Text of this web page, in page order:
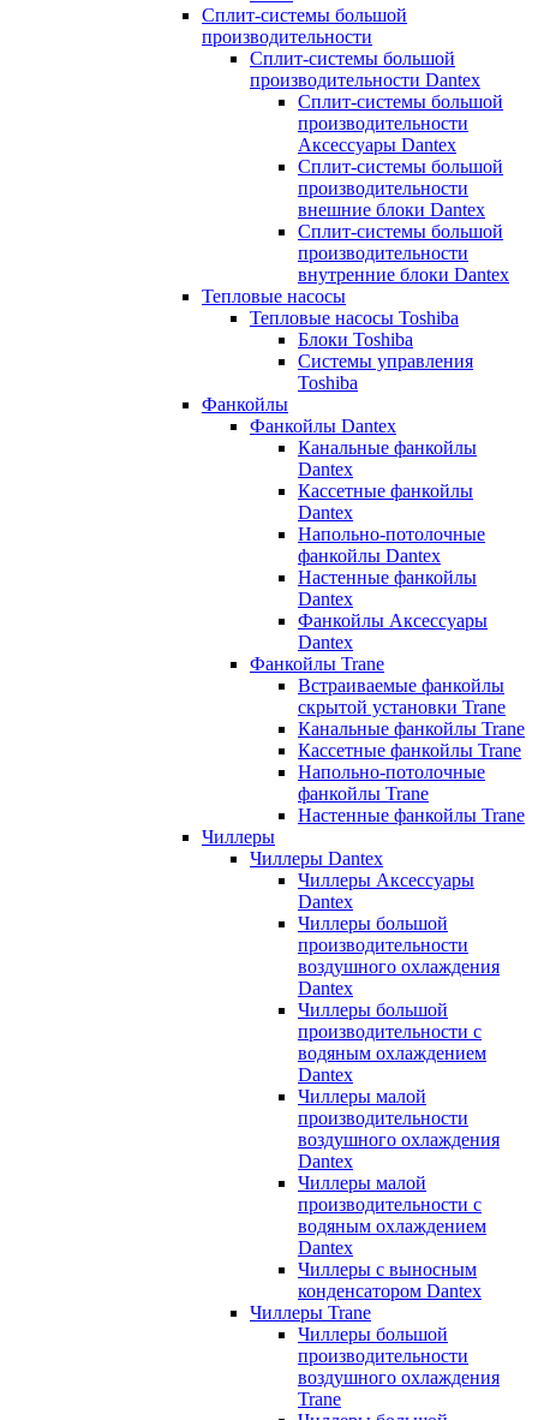
Сплит-системы большой
производительности
Сплит-системы большой
производительности Dantex
Сплит-системы большой
производительности
Аксессуары Dantex
Сплит-системы большой
производительности
внешние блоки Dantex
Сплит-системы большой
производительности
внутренние блоки Dantex
Тепловые насосы
Тепловые насосы Toshiba
Блоки Toshiba
Системы управления
Toshiba
Фанкойлы
Фанкойлы Dantex
Канальные фанкойлы
Dantex
Кассетные фанкойлы
Dantex
Напольно-потолочные
фанкойлы Dantex
Настенные фанкойлы
Dantex
Фанкойлы Аксессуары
Dantex
Фанкойлы Trane
Встраиваемые фанкойлы
скрытой установки Trane
Канальные фанкойлы Trane
Кассетные фанкойлы Trane
Напольно-потолочные
фанкойлы Trane
Настенные фанкойлы Trane
Чиллеры
Чиллеры Dantex
Чиллеры Аксессуары
Dantex
Чиллеры большой
производительности
воздушного охлаждения
Dantex
Чиллеры большой
производительности с
водяным охлаждением
Dantex
Чиллеры малой
производительности
воздушного охлаждения
Dantex
Чиллеры малой
производительности с
водяным охлаждением
Dantex
Чиллеры с выносным
конденсатором Dantex
Чиллеры Trane
Чиллеры большой
производительности
воздушного охлаждения
Trane